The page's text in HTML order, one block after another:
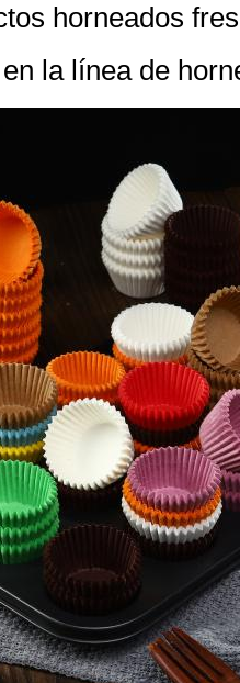
horneados
la línea de